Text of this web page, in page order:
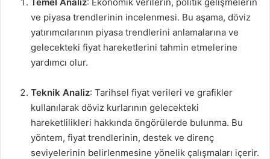
ve piyasa trendlerinin incelenmesi. Bu aşama, döviz
yatırımcılarının piyasa trendlerini anlamalarına ve
gelecekteki fiyat hareketlerini tahmin etmelerine
yardımcı olur.
Teknik Analiz: Tarihsel fiyat verileri ve grafikler
kullanılarak döviz kurlarının gelecekteki
hareketlilikleri hakkında öngörülerde bulunma. Bu
yöntem, fiyat trendlerinin, destek ve direnç
seviyelerinin belirlenmesine yönelik çalışmaları içerir.